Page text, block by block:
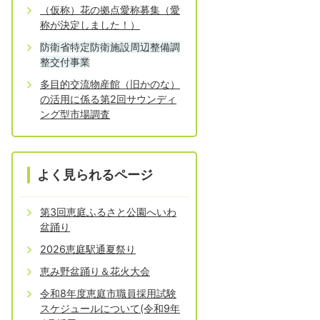
（仮称）花の拠点愛称募集（愛
称が決定しました！）
防衛省特定防衛施設周辺整備調
整交付事業
多目的交流物産館（旧かのな）
の活用に係る第2回サウンディ
ング型市場調査
よく見られるページ
第3回恵庭ふるさと公園へいわ
盆踊り
2026恵庭駅通夏祭り
恵み野盆踊り＆花火大会
令和8年度恵庭市職員採用試験
スケジュールについて(令和9年